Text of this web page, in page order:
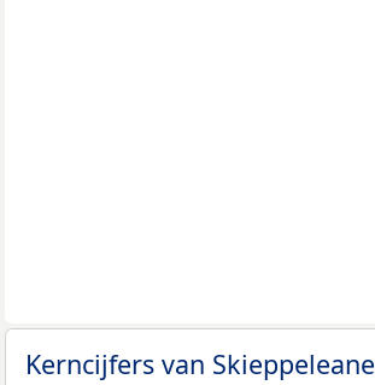
Kerncijfers van Skieppeleane